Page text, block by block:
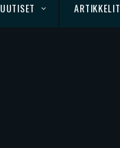
UUTISET ARTIKKELIT